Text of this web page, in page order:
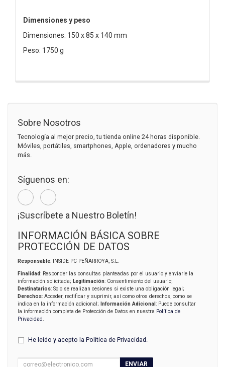
Dimensiones y peso
Dimensiones: 150 x 85 x 140 mm
Peso: 1750 g
Sobre Nosotros
Tecnología al mejor precio, tu tienda online 24 horas disponible.
Móviles, portátiles, smartphones, Apple, ordenadores y mucho
más.
Síguenos en:
¡Suscríbete a Nuestro Boletín!
INFORMACIÓN BÁSICA SOBRE
PROTECCIÓN DE DATOS
Responsable: INSIDE PC PEÑARROYA, S.L.
Finalidad: Responder las consultas planteadas por el usuario y enviarle la
información solicitada; Legitimación: Consentimiento del usuario;
Destinatarios: Solo se realizan cesiones si existe una obligación legal;
Derechos: Acceder, rectificar y suprimir, así como otros derechos, como se
indica en la información adicional;
Información Adicional : Puede consultar
la información completa de Protección de Datos en nuestra Política de
Privacidad
He leído y acepto la Política de Privacidad
ENVIAR